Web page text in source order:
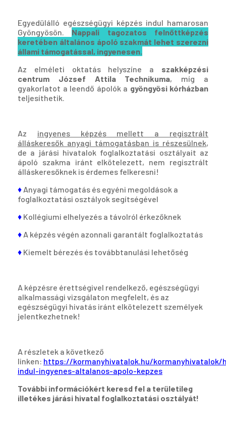
Egyedülálló egészségügyi képzés indul hamarosan
Gyöngyösön. Nappali tagozatos felnőttképzés
keretében általános ápoló szakmát lehet szerezni
állami támogatással, ingyenesen.
Az elméleti oktatás helyszíne a szakképzési
centrum József Attila Technikuma, míg a
gyakorlatot a leendő ápolók a gyöngyösi kórházban
teljesíthetik.
Az ingyenes képzés mellett a regisztrált
álláskeresők anyagi támogatásban is részesülnek,
de a járási hivatalok foglalkoztatási osztályait az
ápoló szakma iránt elkötelezett, nem regisztrált
álláskeresőknek is érdemes felkeresni!
♦ Anyagi támogatás és egyéni megoldások a
foglalkoztatási osztályok segítségével
♦ Kollégiumi elhelyezés a távolról érkezőknek
♦ A képzés végén azonnali garantált foglalkoztatás
♦ Kiemelt bérezés és továbbtanulási lehetőség
A képzésre érettségivel rendelkező, egészségügyi
alkalmassági vizsgálaton megfelelt, és az
egészségügyi hivatás iránt elkötelezett személyek
jelentkezhetnek!
A részletek a következő
linken: https://kormanyhivatalok.hu/
indul-ingyenes-altalanos-apolo-kepzes
További információkért keresd fel a területileg
illetékes járási hivatal foglalkoztatási osztályát!